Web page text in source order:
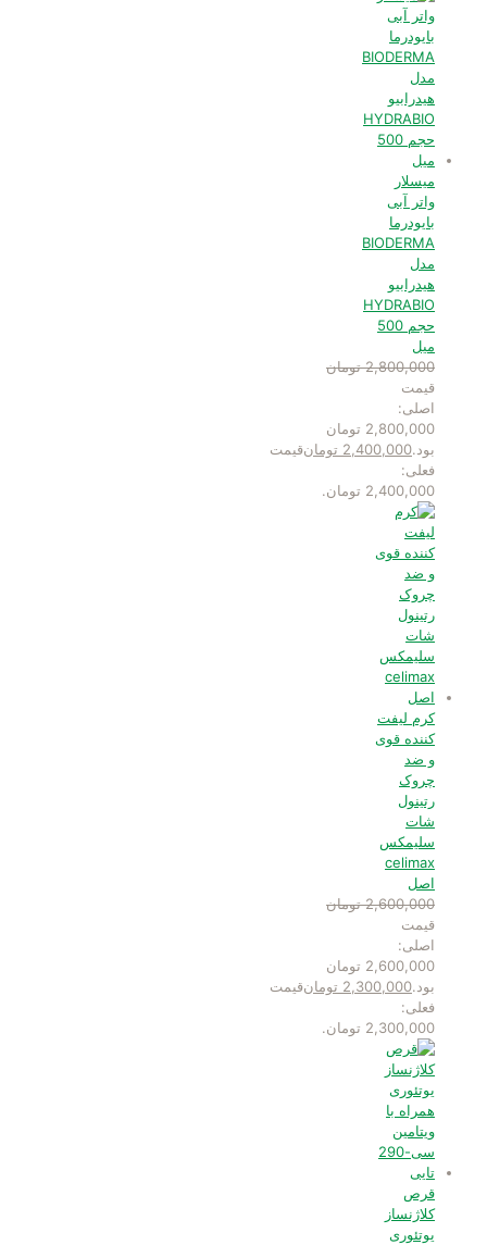
میسلار
واتر آبی
بایودرما
BIODERMA
مدل
هیدرابیو
HYDRABIO
حجم 500
میل
2,800,000 تومان
قیمت
اصلی:
2,800,000 تومان
بود.2,400,000 تومانقیمت
فعلی:
2,400,000 تومان.
کرم لیفت
کننده قوی
و ضد
چروک
رتینول
شات
سلیمکس
celimax
اصل
2,600,000 تومان
قیمت
اصلی:
2,600,000 تومان
بود.2,300,000 تومانقیمت
فعلی:
2,300,000 تومان.
قرص
کلاژنساز
یوتئوری